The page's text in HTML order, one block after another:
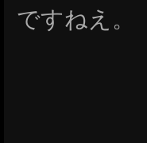
ですねえ。